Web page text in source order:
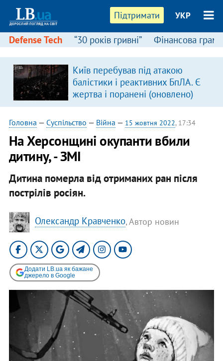
Підтримати УКР
Defense Tech “30 років гривні” Фінансова
Київ перебував під атакою
балістики і реактивних БпЛА. Є
жертва і поранені (оновлено)
Головна — Суспільство — Війна — 15 жовтня 2022, 17:34
На Херсонщині окупанти вбили
дитину, - ЗМІ
Дитина померла від отриманих ран після
пострілів росіян.
Олександр Кравченко, Автор новин
Додати LB.ua як бажане
джерело в Google